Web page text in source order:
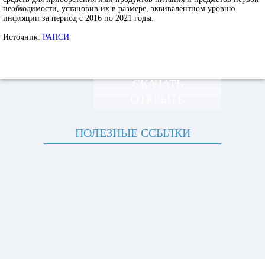
необходимости, установив их в размере, эквивалентном уровню
инфляции за период с 2016 по 2021 годы.
Источник: РАПСИ
СКАЧАТЬ
ПОЛЕЗНЫЕ ССЫЛКИ